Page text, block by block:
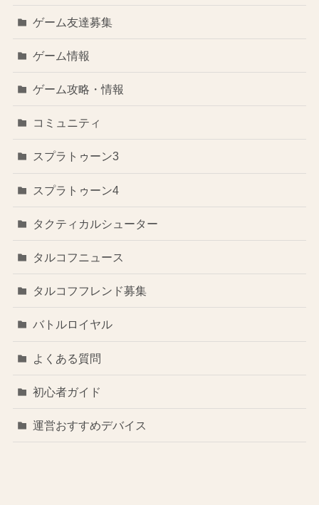
ゲーム友達募集
ゲーム情報
ゲーム攻略・情報
コミュニティ
スプラトゥーン3
スプラトゥーン4
タクティカルシューター
タルコフニュース
タルコフフレンド募集
バトルロイヤル
よくある質問
初心者ガイド
運営おすすめデバイス